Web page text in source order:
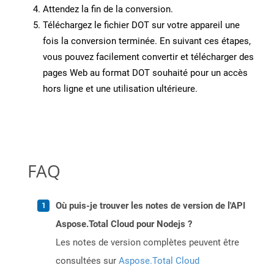
Attendez la fin de la conversion.
Téléchargez le fichier DOT sur votre appareil une
fois la conversion terminée. En suivant ces étapes,
vous pouvez facilement convertir et télécharger des
pages Web au format DOT souhaité pour un accès
hors ligne et une utilisation ultérieure.
FAQ
Où puis-je trouver les notes de version de l'API
Aspose.Total Cloud pour Nodejs ?
Les notes de version complètes peuvent être
consultées sur Aspose.Total Cloud